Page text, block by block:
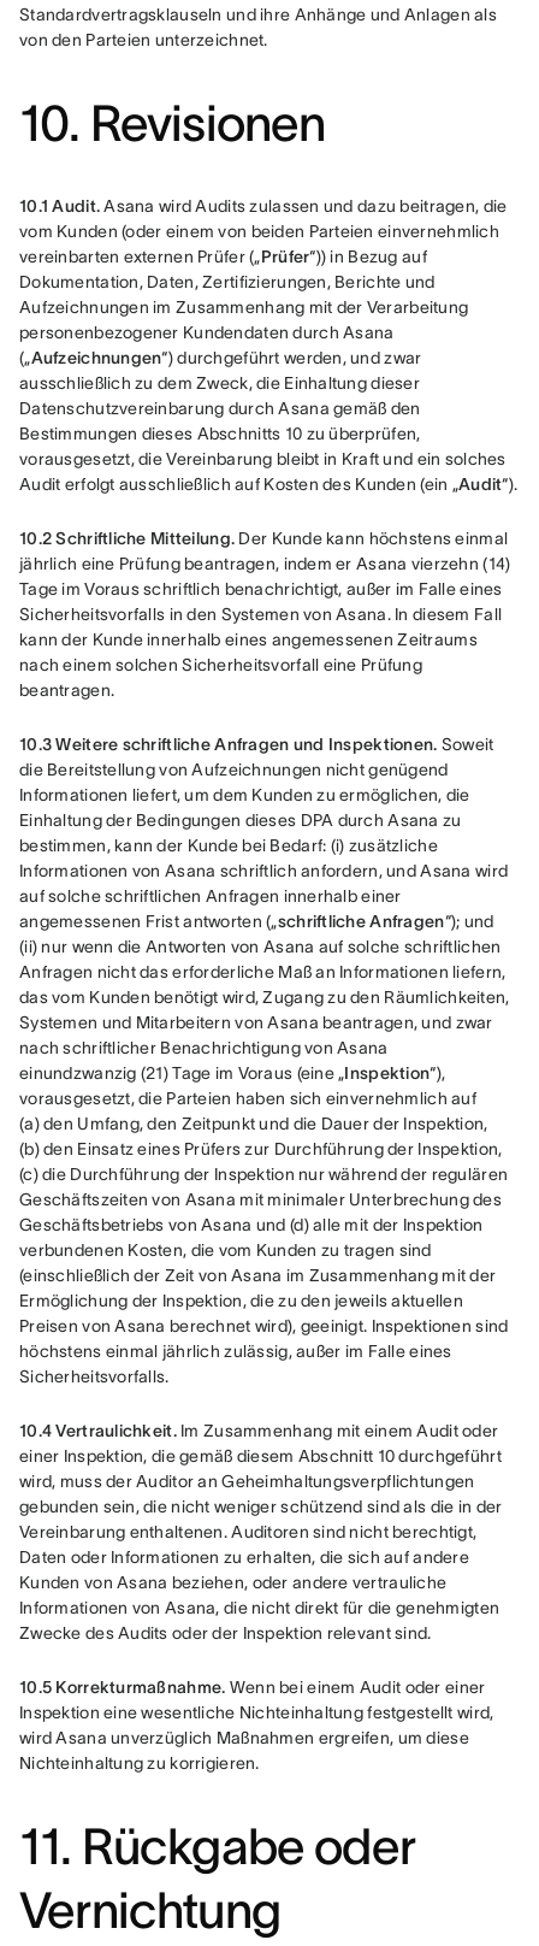
Standardvertragsklauseln und ihre Anhänge und Anlagen als
von den Parteien unterzeichnet.
10. Revisionen
10.1 Audit. Asana wird Audits zulassen und dazu beitragen, die
vom Kunden (oder einem von beiden Parteien einvernehmlich
vereinbarten externen Prüfer („Prüfer“)) in Bezug auf
Dokumentation, Daten, Zertifizierungen, Berichte und
Aufzeichnungen im Zusammenhang mit der Verarbeitung
personenbezogener Kundendaten durch Asana
(„Aufzeichnungen“) durchgeführt werden, und zwar
ausschließlich zu dem Zweck, die Einhaltung dieser
Datenschutzvereinbarung durch Asana gemäß den
Bestimmungen dieses Abschnitts 10 zu überprüfen,
vorausgesetzt, die Vereinbarung bleibt in Kraft und ein solches
Audit erfolgt ausschließlich auf Kosten des Kunden (ein „Audit“).
10.2 Schriftliche Mitteilung. Der Kunde kann höchstens einmal
jährlich eine Prüfung beantragen, indem er Asana vierzehn (14)
Tage im Voraus schriftlich benachrichtigt, außer im Falle eines
Sicherheitsvorfalls in den Systemen von Asana. In diesem Fall
kann der Kunde innerhalb eines angemessenen Zeitraums
nach einem solchen Sicherheitsvorfall eine Prüfung
beantragen.
10.3 Weitere schriftliche Anfragen und Inspektionen. Soweit
die Bereitstellung von Aufzeichnungen nicht genügend
Informationen liefert, um dem Kunden zu ermöglichen, die
Einhaltung der Bedingungen dieses DPA durch Asana zu
bestimmen, kann der Kunde bei Bedarf: (i) zusätzliche
Informationen von Asana schriftlich anfordern, und Asana wird
auf solche schriftlichen Anfragen innerhalb einer
angemessenen Frist antworten („schriftliche Anfragen“); und
(ii) nur wenn die Antworten von Asana auf solche schriftlichen
Anfragen nicht das erforderliche Maß an Informationen liefern,
das vom Kunden benötigt wird, Zugang zu den Räumlichkeiten,
Systemen und Mitarbeitern von Asana beantragen, und zwar
nach schriftlicher Benachrichtigung von Asana
einundzwanzig (21) Tage im Voraus (eine „Inspektion“),
vorausgesetzt, die Parteien haben sich einvernehmlich auf
(a) den Umfang, den Zeitpunkt und die Dauer der Inspektion,
(b) den Einsatz eines Prüfers zur Durchführung der Inspektion,
(c) die Durchführung der Inspektion nur während der regulären
Geschäftszeiten von Asana mit minimaler Unterbrechung des
Geschäftsbetriebs von Asana und (d) alle mit der Inspektion
verbundenen Kosten, die vom Kunden zu tragen sind
(einschließlich der Zeit von Asana im Zusammenhang mit der
Ermöglichung der Inspektion, die zu den jeweils aktuellen
Preisen von Asana berechnet wird), geeinigt. Inspektionen sind
höchstens einmal jährlich zulässig, außer im Falle eines
Sicherheitsvorfalls.
10.4 Vertraulichkeit. Im Zusammenhang mit einem Audit oder
einer Inspektion, die gemäß diesem Abschnitt 10 durchgeführt
wird, muss der Auditor an Geheimhaltungsverpflichtungen
gebunden sein, die nicht weniger schützend sind als die in der
Vereinbarung enthaltenen. Auditoren sind nicht berechtigt,
Daten oder Informationen zu erhalten, die sich auf andere
Kunden von Asana beziehen, oder andere vertrauliche
Informationen von Asana, die nicht direkt für die genehmigten
Zwecke des Audits oder der Inspektion relevant sind.
10.5 Korrekturmaßnahme. Wenn bei einem Audit oder einer
Inspektion eine wesentliche Nichteinhaltung festgestellt wird,
wird Asana unverzüglich Maßnahmen ergreifen, um diese
Nichteinhaltung zu korrigieren.
11. Rückgabe oder
Vernichtung